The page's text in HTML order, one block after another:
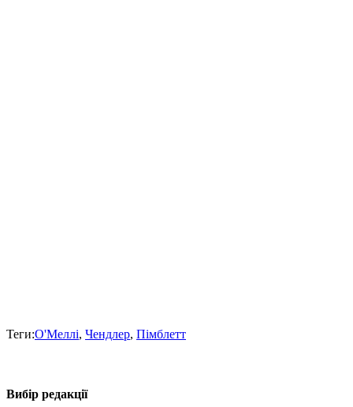
Теги:О'Меллі, Чендлер, Пімблетт
Вибір редакції